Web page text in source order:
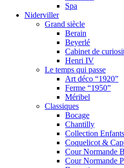
Spa
Niderviller
Grand siècle
Berain
Beyerlé
Cabinet de
Henri IV
Le temps qui passe
Art déco “1920”
Ferme “1950”
Méribel
Classiques
Bocage
Chantilly
Collection Enfants
Coquelicot &
Cour Normande
Cour Normande